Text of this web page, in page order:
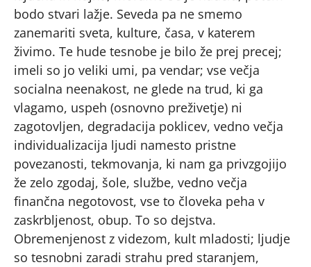
bodo stvari lažje. Seveda pa ne smemo
zanemariti sveta, kulture, časa, v katerem
živimo. Te hude tesnobe je bilo že prej precej;
imeli so jo veliki umi, pa vendar; vse večja
socialna neenakost, ne glede na trud, ki ga
vlagamo, uspeh (osnovno preživetje) ni
zagotovljen, degradacija poklicev, vedno večja
individualizacija ljudi namesto pristne
povezanosti, tekmovanja, ki nam ga privzgojijo
že zelo zgodaj, šole, službe, vedno večja
finančna negotovost, vse to človeka peha v
zaskrbljenost, obup. To so dejstva.
Obremenjenost z videzom, kult mladosti; ljudje
so tesnobni zaradi strahu pred staranjem,